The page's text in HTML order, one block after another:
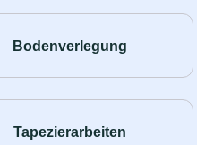
Bodenverlegung
Tapezierarbeiten